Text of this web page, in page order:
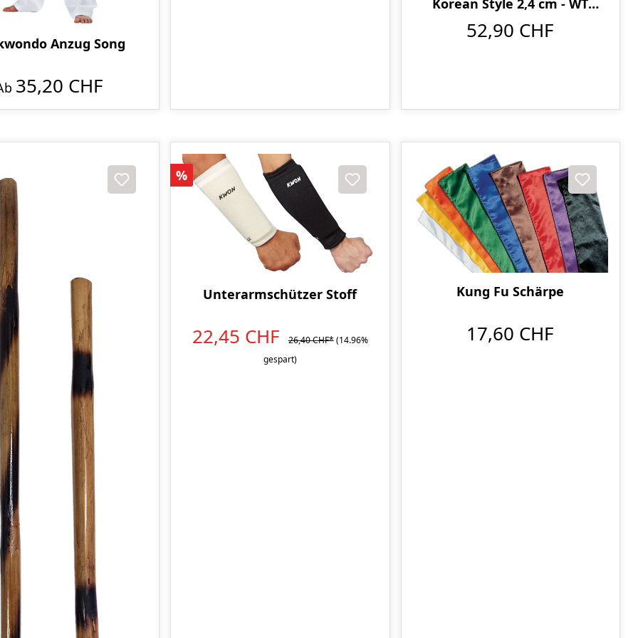
Anzug Song
35,20 CHF
Korean Style 2,4 cm - WT
52,90 CHF
Rabatt
%
Unterarmschützer Stoff
22,45 CHF 26,40 CHF*(14.96%
gespart)
Kung Fu Schärpe
17,60 CHF